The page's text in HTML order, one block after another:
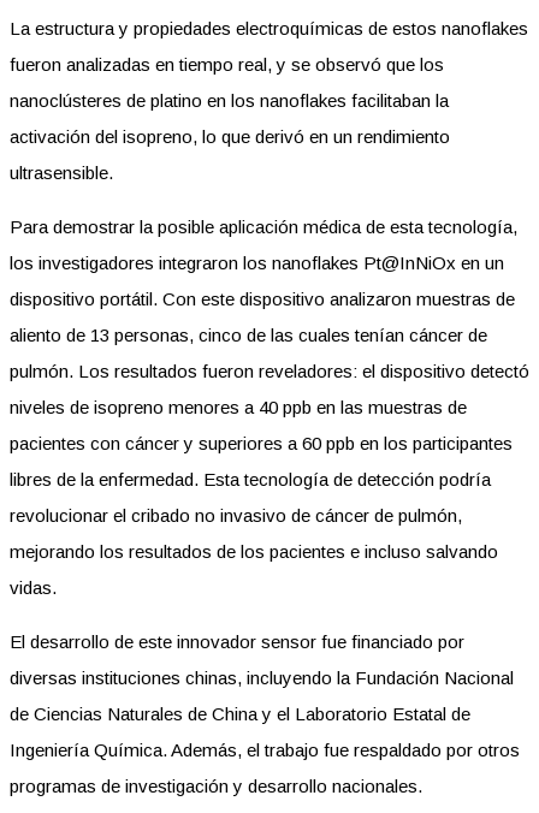
La estructura y propiedades electroquímicas de estos nanoflakes
fueron analizadas en tiempo real, y se observó que los
nanoclústeres de platino en los nanoflakes facilitaban la
activación del isopreno, lo que derivó en un rendimiento
ultrasensible.
Para demostrar la posible aplicación médica de esta tecnología,
los investigadores integraron los nanoflakes Pt@InNiOx en un
dispositivo portátil. Con este dispositivo analizaron muestras de
aliento de 13 personas, cinco de las cuales tenían cáncer de
pulmón. Los resultados fueron reveladores: el dispositivo detectó
niveles de isopreno menores a 40 ppb en las muestras de
pacientes con cáncer y superiores a 60 ppb en los participantes
libres de la enfermedad. Esta tecnología de detección podría
revolucionar el cribado no invasivo de cáncer de pulmón,
mejorando los resultados de los pacientes e incluso salvando
vidas.
El desarrollo de este innovador sensor fue financiado por
diversas instituciones chinas, incluyendo la Fundación Nacional
de Ciencias Naturales de China y el Laboratorio Estatal de
Ingeniería Química. Además, el trabajo fue respaldado por otros
programas de investigación y desarrollo nacionales.